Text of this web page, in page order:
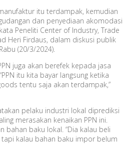
itu terdampak, kemudian
dan penyediaan akomodasi
Peneliti Center of Industry, Trade
Heri Firdaus, dalam diskusi publik
(20/3/2024).
juga akan berefek kepada jasa
itu kita bayar langsung ketika
tentu saja akan terdampak,”
pelaku industri lokal diprediksi
merasakan kenaikan PPN ini.
bahan baku lokal. “Dia kalau beli
tapi kalau bahan baku impor belum